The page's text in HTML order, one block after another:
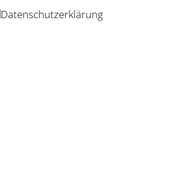
Datenschutzerklärung